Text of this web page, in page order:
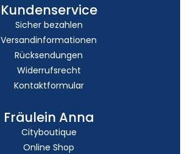
Kundenservice
Sicher bezahlen
Versandinformationen
Rücksendungen
Widerrufsrecht
Kontaktformular
Fräulein Anna
Cityboutique
Online Shop